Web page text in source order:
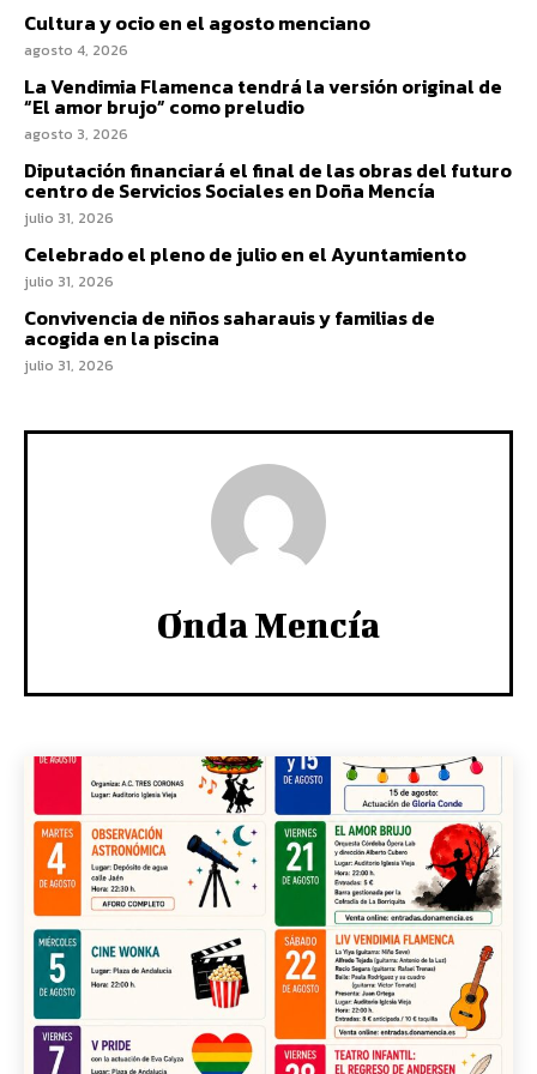
Cultura y ocio en el agosto menciano
agosto 4, 2026
La Vendimia Flamenca tendrá la versión original de
“El amor brujo” como preludio
agosto 3, 2026
Diputación financiará el final de las obras del futuro
centro de Servicios Sociales en Doña Mencía
julio 31, 2026
Celebrado el pleno de julio en el Ayuntamiento
julio 31, 2026
Convivencia de niños saharauis y familias de
acogida en la piscina
julio 31, 2026
Onda Mencía